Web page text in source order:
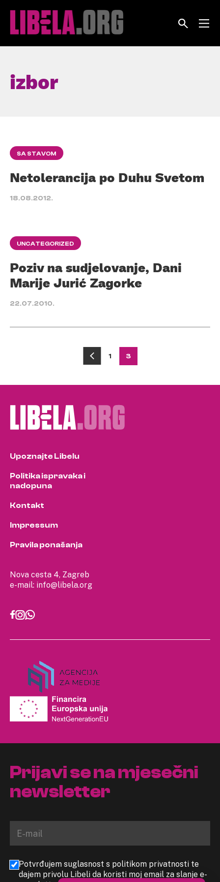
izbor
SA STAVOM
Netolerancija po Duhu Svetom
18.08.2012.
UNCATEGORIZED
Poziv na sudjelovanje, Dani
Marije Jurić Zagorke
22.07.2010.
pagination
1 3
Nova cesta 4, Zagreb
e-mail: info@libela.org
Upoznajte Libelu
Politika ispravaka i
nadopuna
Kontakt
Impressum
Pravila ponašanja
Prijavi se na mjesečni
newsletter
Potvrđujem suglasnost s politikom privatnosti te
dajem privolu Libeli da koristi moj email za slanje e-